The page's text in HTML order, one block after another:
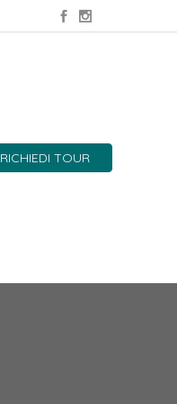
RICHIEDI TOUR